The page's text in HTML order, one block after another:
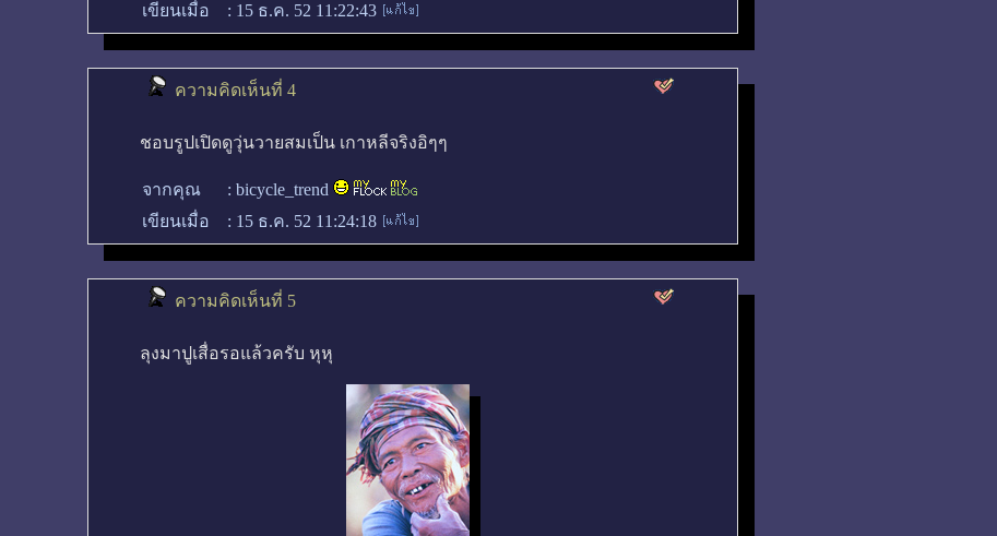
เขียนเมื่อ
: 15 ธ.ค. 52 11:22:43
ความคิดเห็นที่ 4
ชอบรูปเปิดดูวุ่นวายสมเป็น เกาหลีจริงอิๆๆ
จากคุณ : bicycle_trend
เขียนเมื่อ
: 15 ธ.ค. 52 11:24:18
ความคิดเห็นที่ 5
ลุงมาปูเสื่อรอแล้วครับ หุหุ